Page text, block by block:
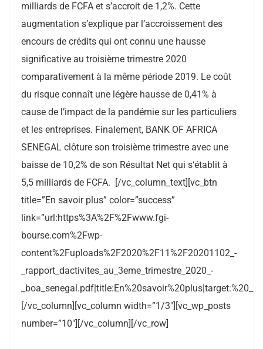
milliards de FCFA et s’accroit de 1,2%. Cette
augmentation s’explique par l’accroissement des
encours de crédits qui ont connu une hausse
significative au troisième trimestre 2020
comparativement à la même période 2019. Le coût
du risque connaît une légère hausse de 0,41% à
cause de l’impact de la pandémie sur les particuliers
et les entreprises. Finalement, BANK OF AFRICA
SENEGAL clôture son troisième trimestre avec une
baisse de 10,2% de son Résultat Net qui s‘établit à
5,5 milliards de FCFA. [/vc_column_text][vc_btn
title=”En savoir plus” color=”success”
link=”url:https%3A%2F%2Fwww.fgi-
bourse.com%2Fwp-
content%2Fuploads%2F2020%2F11%2F20201102_-
_rapport_dactivites_au_3eme_trimestre_2020_-
[/vc_column][vc_column width=”1/3″][vc_wp_posts
number=”10″][/vc_column][/vc_row]